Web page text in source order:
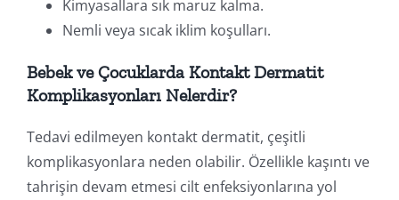
Kimyasallara sık maruz kalma.
Nemli veya sıcak iklim koşulları.
Bebek ve Çocuklarda Kontakt Dermatit
Komplikasyonları Nelerdir?
Tedavi edilmeyen kontakt dermatit, çeşitli
komplikasyonlara neden olabilir. Özellikle kaşıntı ve
tahrişin devam etmesi cilt enfeksiyonlarına yol